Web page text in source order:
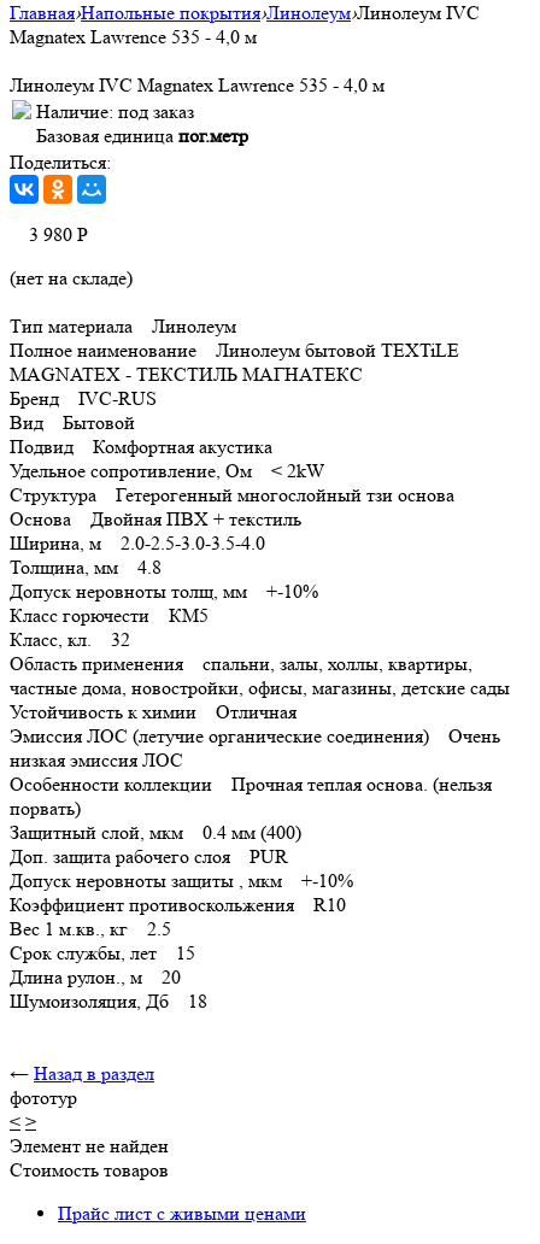
Главная›Напольные покрытия›Линолеум›Линолеум IVC
Magnatex Lawrence 535 - 4,0 м
Линолеум IVC Magnatex Lawrence 535 - 4,0 м
Наличие: под заказ
Базовая единица пог.метр
Поделиться:
3 980 Р
(нет на складе)
Тип материала Линолеум
Полное наименование Линолеум бытовой TEXTiLE
MAGNATEX - ТЕКСТИЛЬ МАГНАТЕКС
Бренд IVC-RUS
Вид Бытовой
Подвид Комфортная акустика
Удельное сопротивление, Ом < 2kW
Структура Гетерогенный многослойный тзи основа
Основа Двойная ПВХ + текстиль
Ширина, м 2.0-2.5-3.0-3.5-4.0
Толщина, мм 4.8
Допуск неровноты толщ, мм +-10%
Класс горючести КМ5
Класс, кл. 32
Область применения спальни, залы, холлы, квартиры,
частные дома, новостройки, офисы, магазины, детские сады
Устойчивость к химии Отличная
Эмиссия ЛОС (летучие органические соединения) Очень
низкая эмиссия ЛОС
Особенности коллекции Прочная теплая основа. (нельзя
порвать)
Защитный слой, мкм 0.4 мм (400)
Доп. защита рабочего слоя PUR
Допуск неровноты защиты , мкм +-10%
Коэффициент противоскольжения R10
Вес 1 м.кв., кг 2.5
Срок службы, лет 15
Длина рулон., м 20
Шумоизоляция, Дб 18
← Назад в раздел
фототур
< >
Элемент не найден
Стоимость товаров
Прайс лист с живыми ценами